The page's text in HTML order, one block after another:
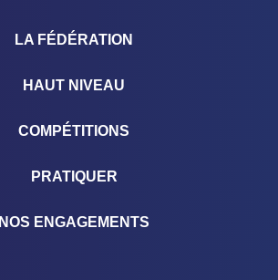
LA FÉDÉRATION
HAUT NIVEAU
COMPÉTITIONS
PRATIQUER
NOS ENGAGEMENTS